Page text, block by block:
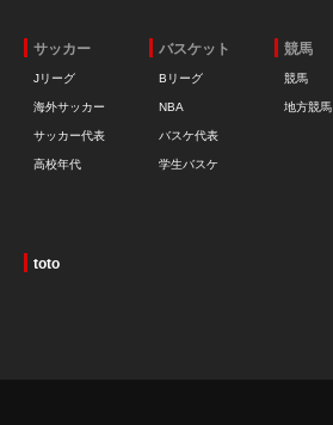
サッカー
Jリーグ
海外サッカー
サッカー代表
高校年代
バスケット
Bリーグ
NBA
バスケ代表
学生バスケ
競馬
競馬
地方競馬
toto